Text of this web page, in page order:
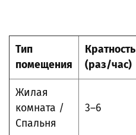
Тип
помещения
Кратность
(раз/час)
Жилая
комната /
Спальня
3–6